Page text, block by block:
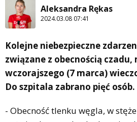
Aleksandra Rękas
2024.03.08 07:41
Kolejne niebezpieczne
związane z obecnością czadu,
wczorajszego (7 marca)
Do szpitala zabrano pięć osób.
- Obecność tlenku węgla, w